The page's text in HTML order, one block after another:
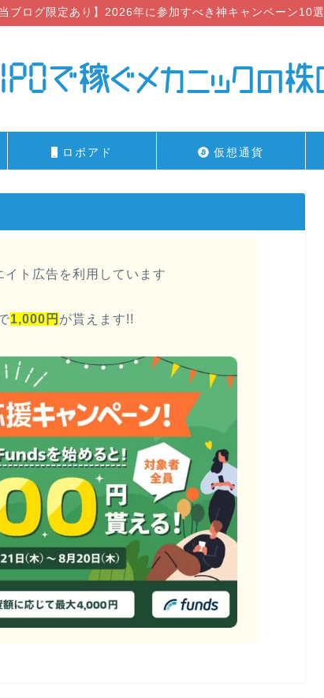
当ブログ限定あり】2026年に参加すべき神キャンペーン10選
ロボアド 仮想通貨
ト広告を利用しています
1,000円 が貰えます!!